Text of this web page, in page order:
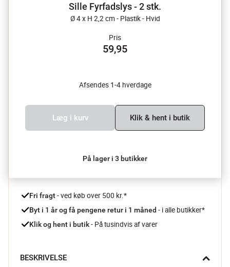
Sille Fyrfadslys - 2 stk.
Ø 4 x H 2,2 cm - Plastik - Hvid
Pris
59,95
Afsendes 1-4 hverdage
Læg i kurv Klik & hent i butik
På lager i 3 butikker
Fri fragt - ved køb over 500 kr.*
Byt i 1 år og få pengene retur i 1 måned - i alle butikker*
Klik og hent i butik - På tusindvis af varer
BESKRIVELSE